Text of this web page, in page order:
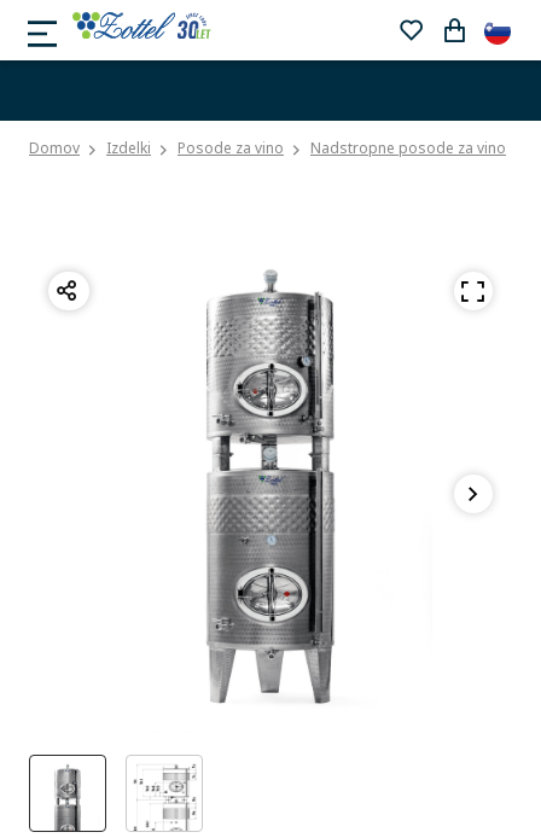
Domov Izdelki Posode za vino Nadstropne posode za vino